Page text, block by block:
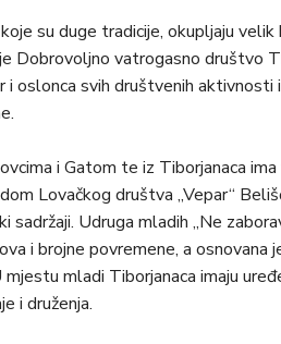
su duge tradicije, okupljaju velik
Dobrovoljno vatrogasno društvo
oslonca svih društvenih aktivnosti i
i Gatom te iz Tiborjanaca ima
Lovačkog društva „Vepar“
Udruga mladih „Ne
i brojne povremene, a osnovana
mladi Tiborjanaca imaju
i druženja.